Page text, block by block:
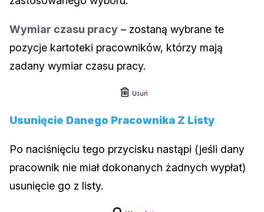
Wymiar czasu pracy – zostaną wybrane te
pozycje kartoteki pracowników, którzy mają
zadany wymiar czasu pracy.
Usunięcie Danego Pracownika Z Listy
Po naciśnięciu tego przycisku nastąpi (jeśli dany
pracownik nie miał dokonanych żadnych wypłat)
usunięcie go z listy.